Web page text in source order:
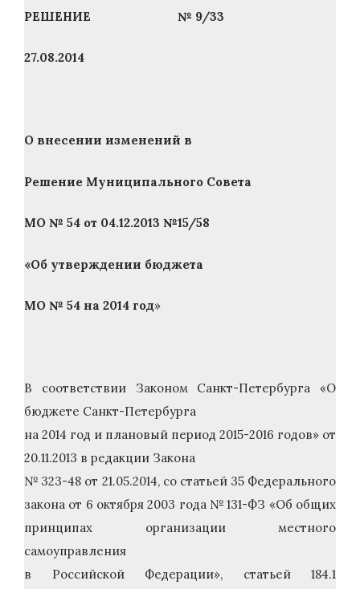
РЕШЕНИЕ № 9/33
27.08.2014
О внесении изменений в
Решение Муниципального Совета
МО № 54 от 04.12.2013 №15/58
«Об утверждении бюджета
МО № 54 на 2014 год»
В соответствии Законом Санкт-Петербурга «О
бюджете Санкт-Петербурга
на 2014 год и плановый период 2015-2016 годов» от
20.11.2013 в редакции Закона
№ 323-48 от 21.05.2014, со статьей 35 Федерального
закона от 6 октября 2003 года № 131-ФЗ «Об общих
принципах организации местного
самоуправления
в Российской Федерации», статьей 184.1